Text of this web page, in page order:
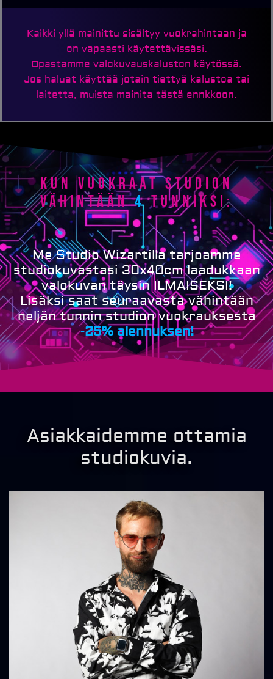
Kaikki yllä mainittu sisältyy vuokrahintaan ja
on vapaasti käytettävissäsi.
Opastamme valokuvauskaluston käytössä.
Jos haluat käyttää jotain tiettyä kalustoa tai
laitetta, muista mainita tästä ennkkoon.
Kun vuokraat studion
vähintään4tunniksi:
Me Studio Wizartilla tarjoamme
studiokuvastasi 30x40cm laadukkaan
valokuvan täysin ILMAISEKSI!
Lisäksi saat seuraavasta vähintään
neljän tunnin studion vuokrauksesta
-25% alennuksen!
Asiakkaidemme ottamia
studiokuvia.